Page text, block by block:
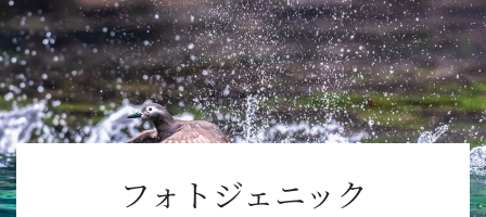
観光情報
島に行く準備
WEBマガジン
フォトジェニック